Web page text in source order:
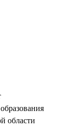
области